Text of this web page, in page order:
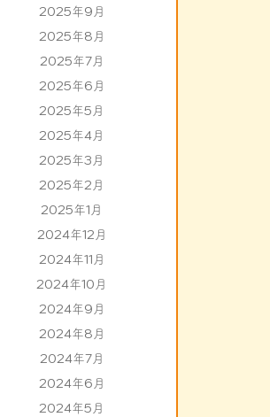
2025年9月
2025年8月
2025年7月
2025年6月
2025年5月
2025年4月
2025年3月
2025年2月
2025年1月
2024年12月
2024年11月
2024年10月
2024年9月
2024年8月
2024年7月
2024年6月
2024年5月